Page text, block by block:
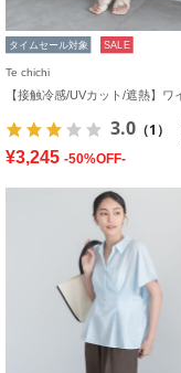
タイムセール対象 SALE
Te chichi
3.0 （1）
¥3,245 -50%OFF-